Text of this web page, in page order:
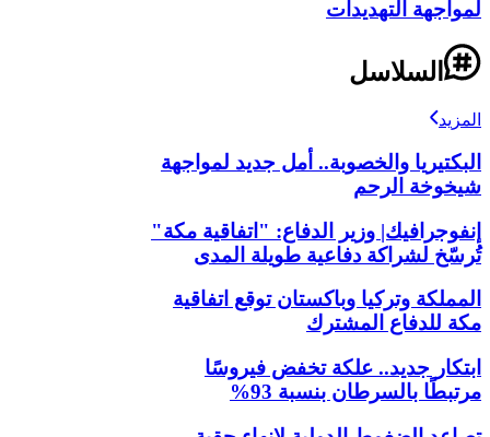
لمواجهة التهديدات
السلاسل
المزيد
البكتيريا والخصوبة.. أمل جديد لمواجهة
شيخوخة الرحم
إنفوجرافيك| وزير الدفاع: "اتفاقية مكة"
تُرسّخ لشراكة دفاعية طويلة المدى
المملكة وتركيا وباكستان توقع اتفاقية
مكة للدفاع المشترك
ابتكار جديد.. علكة تخفض فيروسًا
مرتبطًا بالسرطان بنسبة 93%